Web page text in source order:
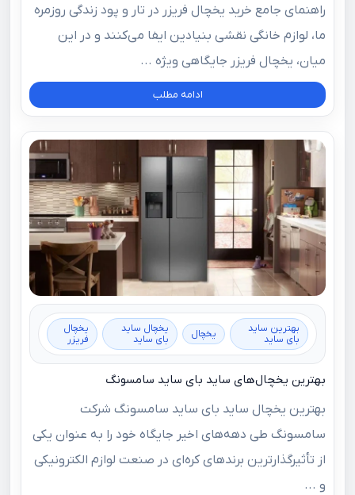
راهنمای جامع خرید یخچال فریزر در تار و پود زندگی روزمره
ما، لوازم خانگی نقشی بنیادین ایفا می‌کنند و در این
میان، یخچال فریزر جایگاهی ویژه ...
ادامه مطلب
بهترین ساید
بای ساید
یخچال
یخچال ساید
بای ساید
یخچال
فریزر
بهترین یخچال‌های ساید بای ساید سامسونگ
بهترین یخچال ساید بای ساید سامسونگ شرکت
سامسونگ طی دهه‌های اخیر جایگاه خود را به‌ عنوان یکی
از تأثیرگذارترین برندهای کره‌ای در صنعت لوازم الکترونیکی
و ...